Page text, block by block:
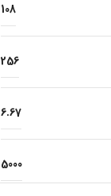
108
256
6.67
5000